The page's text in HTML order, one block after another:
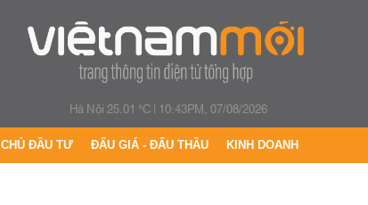
Hà Nội 25.01 °C| 10:43PM, 07/08/2026
CHỦ ĐẦU TƯ ĐẤU GIÁ - ĐẤU THẦU KINH DOANH